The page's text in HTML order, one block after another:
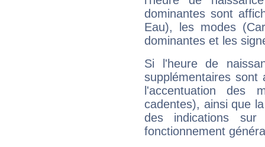
dominantes sont
Eau), les modes
dominantes et les
Si l'heure de
supplémentaires sont
l'accentuation des
cadentes), ainsi que
des indications sur
fonctionnement